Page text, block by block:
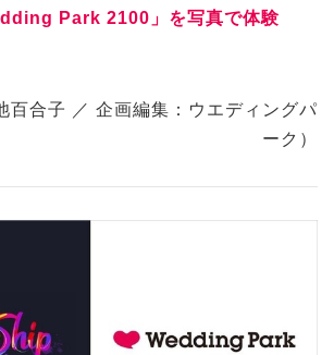
Park 2100」を写真で体験
百合子 ／ 企画編集：ウエディングパ
ーク）